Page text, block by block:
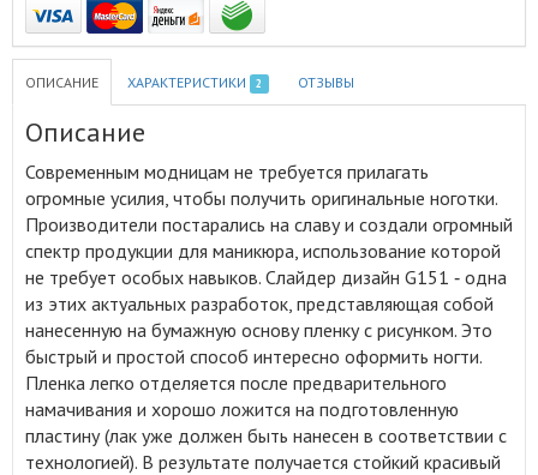
ОПИСАНИЕ ХАРАКТЕРИСТИКИ 2 ОТЗЫВЫ
Описание
Современным модницам не требуется прилагать
огромные усилия, чтобы получить оригинальные ноготки.
Производители постарались на славу и создали огромный
спектр продукции для маникюра, использование которой
не требует особых навыков. Слайдер дизайн G151 ‑ одна
из этих актуальных разработок, представляющая собой
нанесенную на бумажную основу пленку с рисунком. Это
быстрый и простой способ интересно оформить ногти.
Пленка легко отделяется после предварительного
намачивания и хорошо ложится на подготовленную
пластину (лак уже должен быть нанесен в соответствии с
технологией). В результате получается стойкий красивый